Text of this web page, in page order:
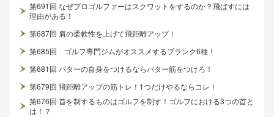
第691回 なぜプロゴルファーはスクワットをするのか？飛ばすには
理由がある！
第687回 肩の柔軟性を上げて飛距離アップ！
第685回 ゴルフ専門ジムがオススメするプランク6種！
第681回 パターの自身をつけるならパター筋をつけろ！
第679回 飛距離アップの筋トレ！1つだけやるならコレ！
第676回 首を制するものはゴルフを制す！ゴルフにおける3つの首と
は！？